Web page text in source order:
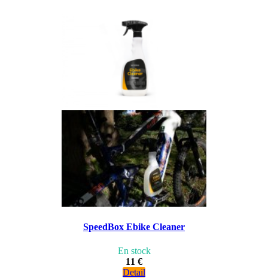
SpeedBox Ebike Cleaner
En stock
11 €
Detail